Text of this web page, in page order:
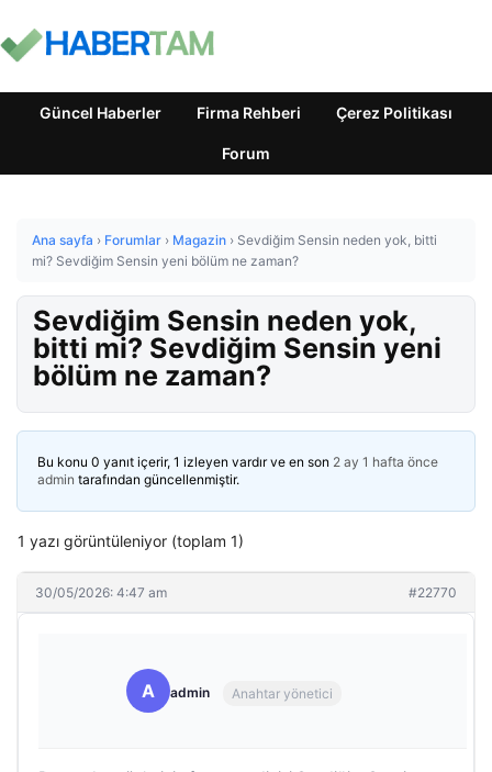
Güncel Haberler Firma Rehberi Çerez Politikası
Forum
Ana sayfa › Forumlar › Magazin › Sevdiğim Sensin neden yok, bitti
mi? Sevdiğim Sensin yeni bölüm ne zaman?
Sevdiğim Sensin neden yok,
bitti mi? Sevdiğim Sensin yeni
bölüm ne zaman?
Bu konu 0 yanıt içerir, 1 izleyen vardır ve en son 2 ay 1 hafta önce
admin tarafından güncellenmiştir.
1 yazı görüntüleniyor (toplam 1)
30/05/2026: 4:47 am #22770
A admin Anahtar yönetici